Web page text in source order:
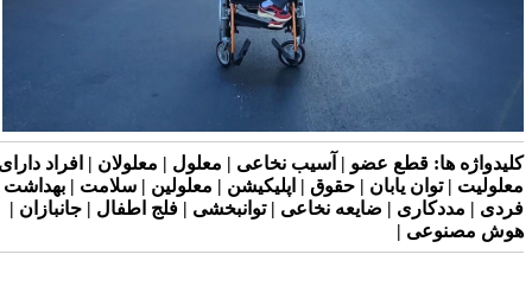
ها:قطع عضو | آسیب نخاعی | معلول | معلولان | افراد دارای
| توان یابان | حقوق | اپلیکیشن | معلولین | سلامت | بهداشت
| مددکاری | ضایعه نخاعی | توانبخشی | فلج اطفال | جانبازان |
مصنوعی |